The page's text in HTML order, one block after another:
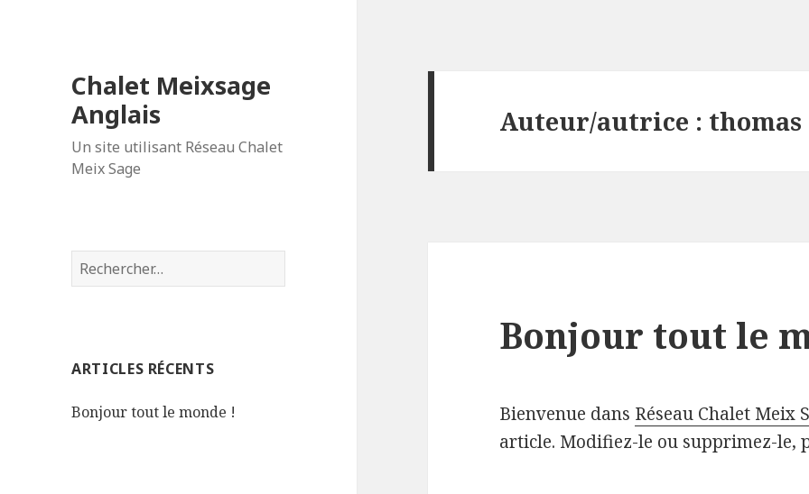
Chalet Meixsage
Anglais
Un site utilisant Réseau Chalet
Meix Sage
Rechercher :
ARTICLES RÉCENTS
Bonjour tout le monde !
Auteur/autrice : thomas
Bonjour tout le
Bienvenue dans Réseau Chalet Meix
article. Modifiez-le ou supprimez-le,